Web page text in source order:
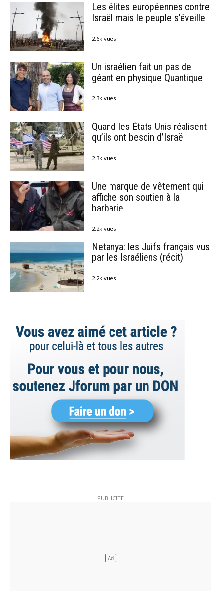
Les élites européennes contre
Israël mais le peuple s’éveille
2.6k vues
Un israélien fait un pas de
géant en physique Quantique
2.3k vues
Quand les États-Unis réalisent
qu’ils ont besoin d’Israël
2.3k vues
Une marque de vêtement qui
affiche son soutien à la
barbarie
2.2k vues
Netanya: les Juifs français vus
par les Israéliens (récit)
2.2k vues